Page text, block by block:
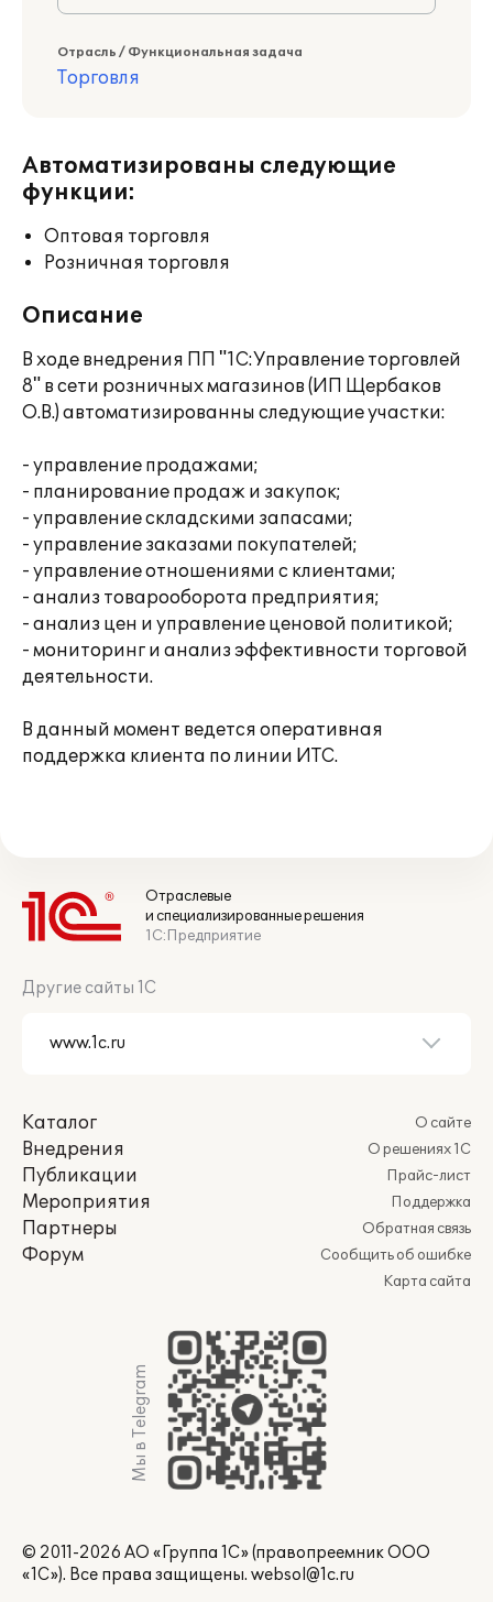
Отрасль / Функциональная задача
Торговля
Автоматизированы следующие
функции:
Оптовая торговля
Розничная торговля
Описание
В ходе внедрения ПП "1С:Управление торговлей
8" в сети розничных магазинов (ИП Щербаков
О.В.) автоматизированны следующие участки:
- управление продажами;
- планирование продаж и закупок;
- управление складскими запасами;
- управление заказами покупателей;
- управление отношениями с клиентами;
- анализ товарооборота предприятия;
- анализ цен и управление ценовой политикой;
- мониторинг и анализ эффективности торговой
деятельности.
В данный момент ведется оперативная
поддержка клиента по линии ИТС.
Отраслевые
и специализированные решения
1С:Предприятие
Другие сайты 1С
Каталог
Внедрения
Публикации
Мероприятия
Партнеры
Форум
О сайте
О решениях 1С
Прайс-лист
Поддержка
Обратная связь
Сообщить об ошибке
Карта сайта
Мы в Telegram
© 2011-2026 АО «Группа 1С» (правопреемник ООО
«1С»). Все права защищены. websol@1c.ru